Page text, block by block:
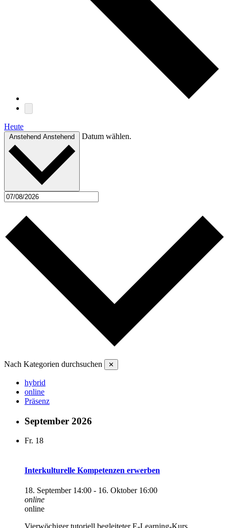
Heute
Anstehend Anstehend Datum wählen.
Nach Kategorien durchsuchen ✕
hybrid
online
Präsenz
September 2026
Fr. 18
Interkulturelle Kompetenzen erwerben
18. September 14:00 - 16. Oktober 16:00
online
online
Vierwöchiger tutoriell begleiteter E-Learning-Kurs